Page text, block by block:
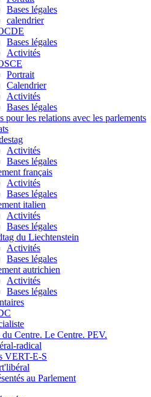
Bases légales
calendrier
Bases légales
Activités
Portrait
Calendrier
Activités
Bases légales
pour les relations avec les parlements
Activités
Bases légales
français
Activités
Bases légales
italien
Activités
Bases légales
du Liechtenstein
Activités
Bases légales
autrichien
Activités
Bases légales
Centre. Le Centre. PEV.
radical
VERT-E-S
au Parlement